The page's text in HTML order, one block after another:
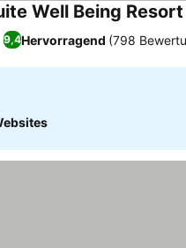
Well Being
9,4Hervorragend (798